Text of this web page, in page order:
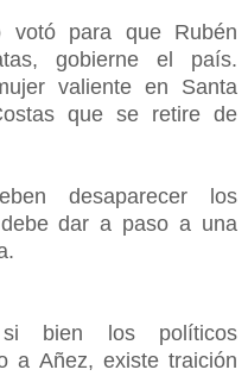
votó para que Rubén
gobierne el país.
valiente en Santa
que se retire de
desaparecer los
dar a paso a una
si bien los políticos
a Añez, existe traición